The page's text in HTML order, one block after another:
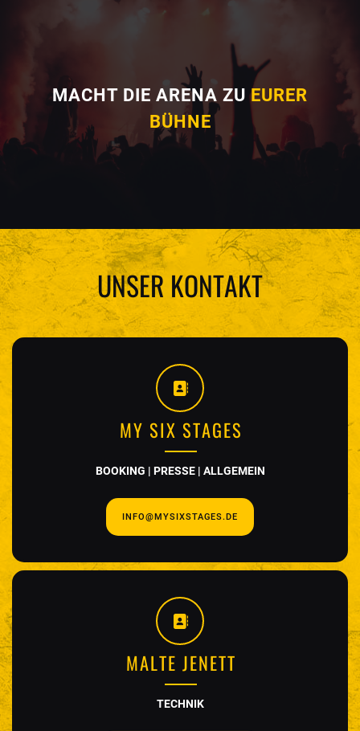
MACHT DIE ARENA ZUEURER
BÜHNE
UNSER KONTAKT
MY SIX STAGES
BOOKING | PRESSE | ALLGEMEIN
INFO@MYSIXSTAGES.DE
MALTE JENETT
TECHNIK